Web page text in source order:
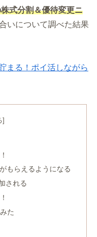
式分割＆優待変更ニ
いについて調べた結果
まる！ポイ活しながら
もらえるようになる
される
た